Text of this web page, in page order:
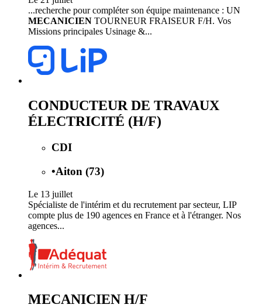
...recherche pour compléter son équipe maintenance : UN
MECANICIEN TOURNEUR FRAISEUR F/H. Vos
Missions principales Usinage &...
CONDUCTEUR DE TRAVAUX
ÉLECTRICITÉ (H/F)
CDI
•Aiton (73)
Le 13 juillet
Spécialiste de l'intérim et du recrutement par secteur, LIP
compte plus de 190 agences en France et à l'étranger. Nos
agences...
MECANICIEN H/F